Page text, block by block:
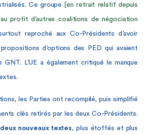
Ce groupe [en retrait relatif depuis
profit d’autres coalitions de négociation
reproché aux Co-Présidents d’avoir
d’options des PED qui avaient
L’UE a également critiqué le manque
les Parties ont recompilé, puis simplifié
clés retirés par les deux Co-Présidents.
deux nouveaux textes, plus étoffés et plus